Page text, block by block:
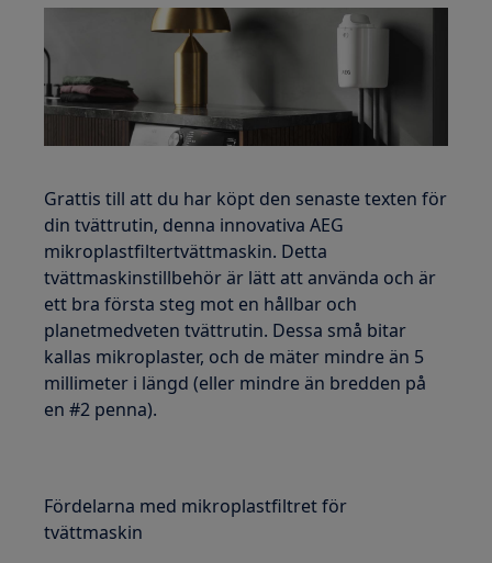
Grattis till att du har köpt den senaste texten för
din tvättrutin, denna innovativa AEG
mikroplastfiltertvättmaskin. Detta
tvättmaskinstillbehör är lätt att använda och är
ett bra första steg mot en hållbar och
planetmedveten tvättrutin. Dessa små bitar
kallas mikroplaster, och de mäter mindre än 5
millimeter i längd (eller mindre än bredden på
en #2 penna).
Fördelarna med mikroplastfiltret för
tvättmaskin